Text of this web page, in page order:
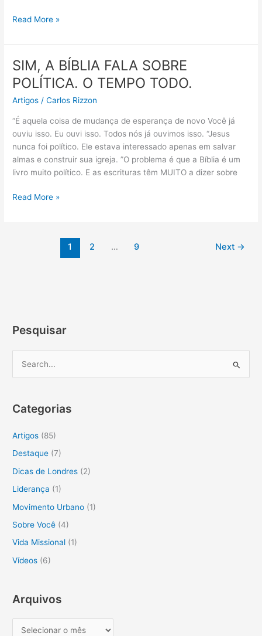
Read More »
SIM, A BÍBLIA FALA SOBRE
POLÍTICA. O TEMPO TODO.
Artigos /Carlos Rizzon
“É aquela coisa de mudança de esperança de novo Você já
ouviu isso. Eu ouvi isso. Todos nós já ouvimos isso. “Jesus
nunca foi político. Ele estava interessado apenas em salvar
almas e construir sua igreja. ”O problema é que a Bíblia é um
livro muito político. E as escrituras têm MUITO a dizer sobre
SIM,
A
BÍBLIA
FALA
SOBRE
POLÍTICA.
Read More »
1 2 … 9 Next →
Pesquisar
q
a
r
p
o
r
:
Categorias
Artigos (85)
Destaque (7)
Dicas de Londres (2)
Liderança (1)
Movimento Urbano (1)
Sobre Você (4)
Vida Missional (1)
Vídeos (6)
Arquivos